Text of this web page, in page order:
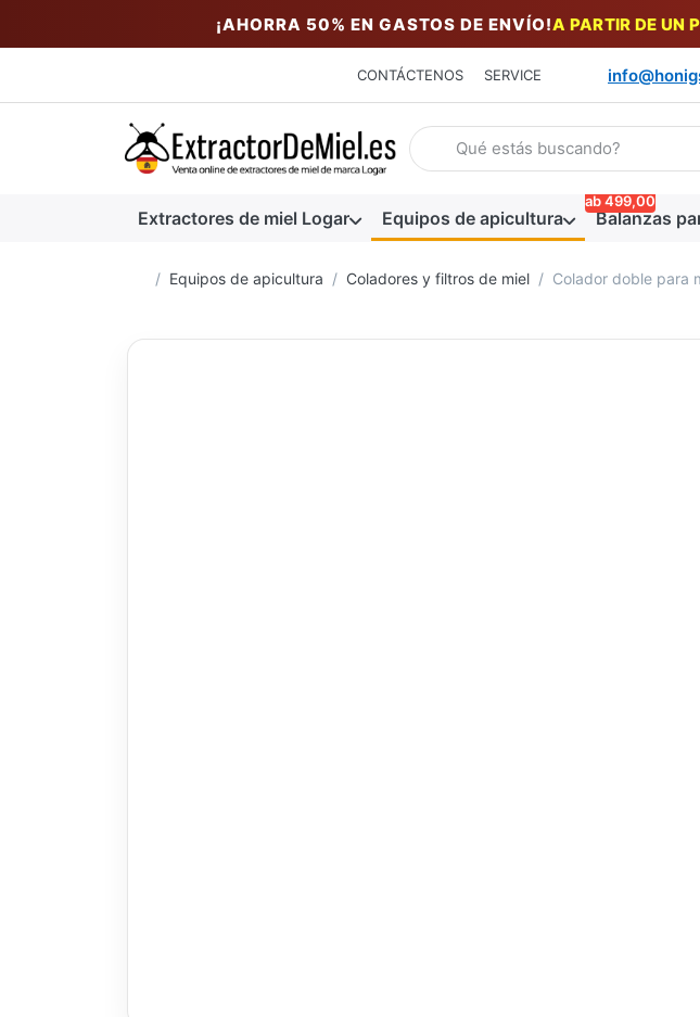
¡AHORRA 50% EN GASTOS DE ENVÍO!A PARTIR DE UN
CONTÁCTENOS SERVICE
Introduzca un término de búsqueda.
Extractores de miel Logar Equipos de apicultura Balanzas
ab 499,00
Página de inicio
Equipos de apicultura Coladores y filtros de miel Colador doble para